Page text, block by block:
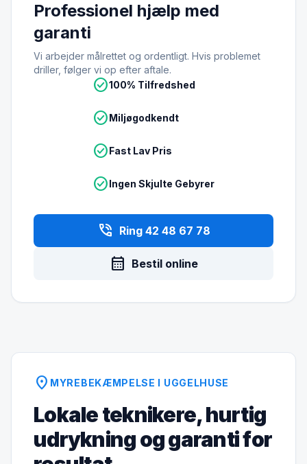
Professionel hjælp med
garanti
Vi arbejder målrettet og ordentligt. Hvis problemet
driller, følger vi op efter aftale.
check_circle100% Tilfredshed
check_circleMiljøgodkendt
check_circleFast Lav Pris
check_circleIngen Skjulte Gebyrer
phone_in_talk Ring 42 48 67 78
calendar_month Bestil online
location_on MYREBEKÆMPELSE I UGGELHUSE
Lokale teknikere, hurtig
udrykning og garanti for